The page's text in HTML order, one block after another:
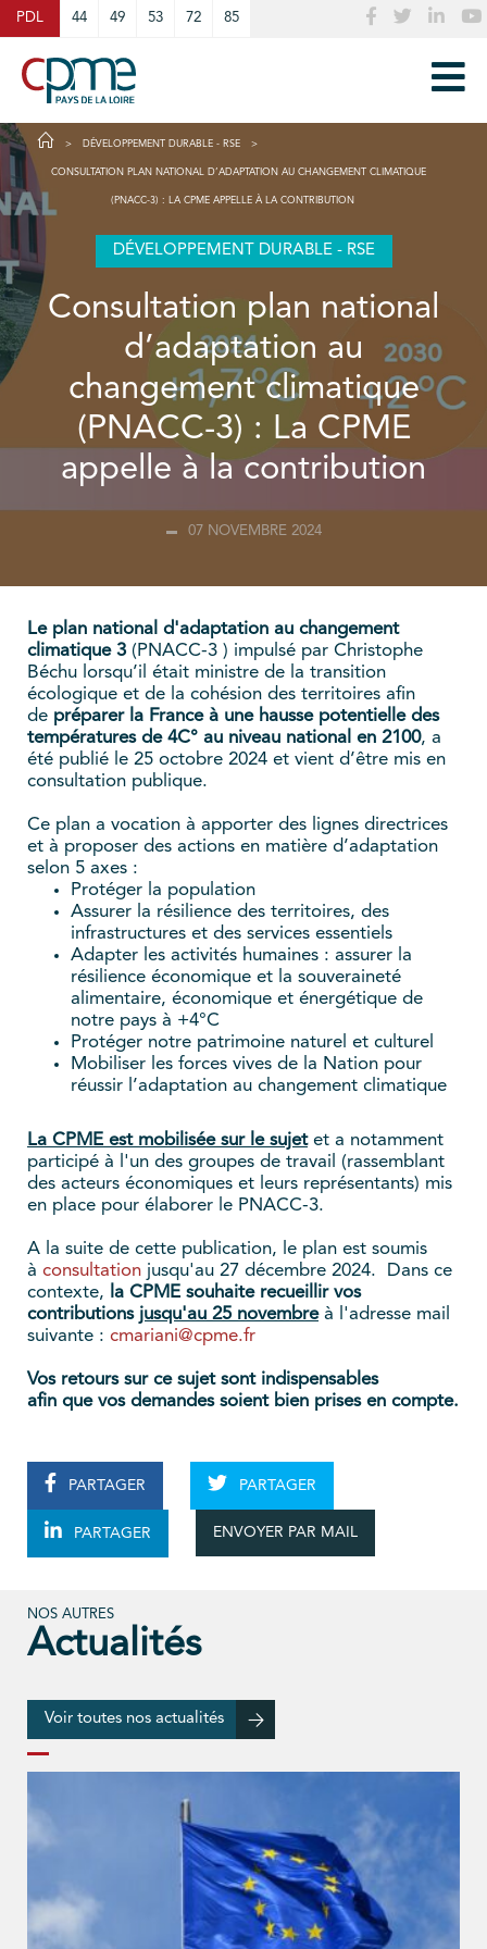
PDL 44 49 53 72 85
DÉVELOPPEMENT DURABLE - RSE
CONSULTATION PLAN NATIONAL D’ADAPTATION AU CHANGEMENT CLIMATIQUE
(PNACC-3) : LA CPME APPELLE À LA CONTRIBUTION
DÉVELOPPEMENT DURABLE - RSE
Consultation plan national
d’adaptation au
changement climatique
(PNACC-3) : La CPME
appelle à la contribution
07 NOVEMBRE 2024
Le plan national d'adaptation au changement
climatique 3 (PNACC-3 ) impulsé par Christophe
Béchu lorsqu’il était ministre de la transition
écologique et de la cohésion des territoires afin
de préparer la France à une hausse potentielle des
températures de 4C° au niveau national en 2100, a
été publié le 25 octobre 2024 et vient d’être mis en
consultation publique.
Ce plan a vocation à apporter des lignes directrices
et à proposer des actions en matière d’adaptation
selon 5 axes :
Protéger la population
Assurer la résilience des territoires, des
infrastructures et des services essentiels
Adapter les activités humaines : assurer la
résilience économique et la souveraineté
alimentaire, économique et énergétique de
notre pays à +4°C
Protéger notre patrimoine naturel et culturel
Mobiliser les forces vives de la Nation pour
réussir l’adaptation au changement climatique
La CPME est mobilisée sur le sujetet a notamment
participé à l'un des groupes de travail (rassemblant
des acteurs économiques et leurs représentants) mis
en place pour élaborer le PNACC-3.
A la suite de cette publication, le plan est soumis
à consultation jusqu'au 27 décembre 2024. Dans ce
contexte, la CPME souhaite recueillir vos
contributions jusqu'au 25 novembreà l'adresse mail
suivante : cmariani@cpme.fr
Vos retours sur ce sujet sont indispensables
afin que vos demandes soient bien prises en compte.
PARTAGER PARTAGER
PARTAGER ENVOYER PAR MAIL
NOS AUTRES
Actualités
Voir toutes nos actualités
Cookies management panel